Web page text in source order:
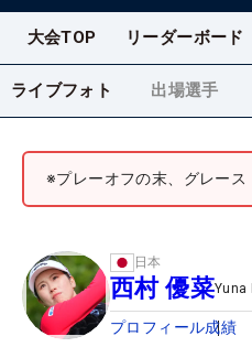
大会TOP リーダーボード
ライブフォト 出場選手
※プレーオフの末、グレース
日本
西村 優菜Yuna
プロフィール成績